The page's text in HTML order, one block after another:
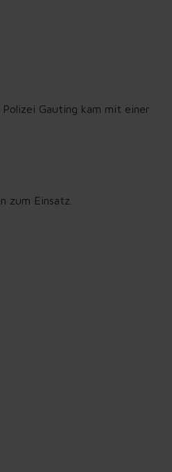
Gauting kam mit einer
zum Einsatz.